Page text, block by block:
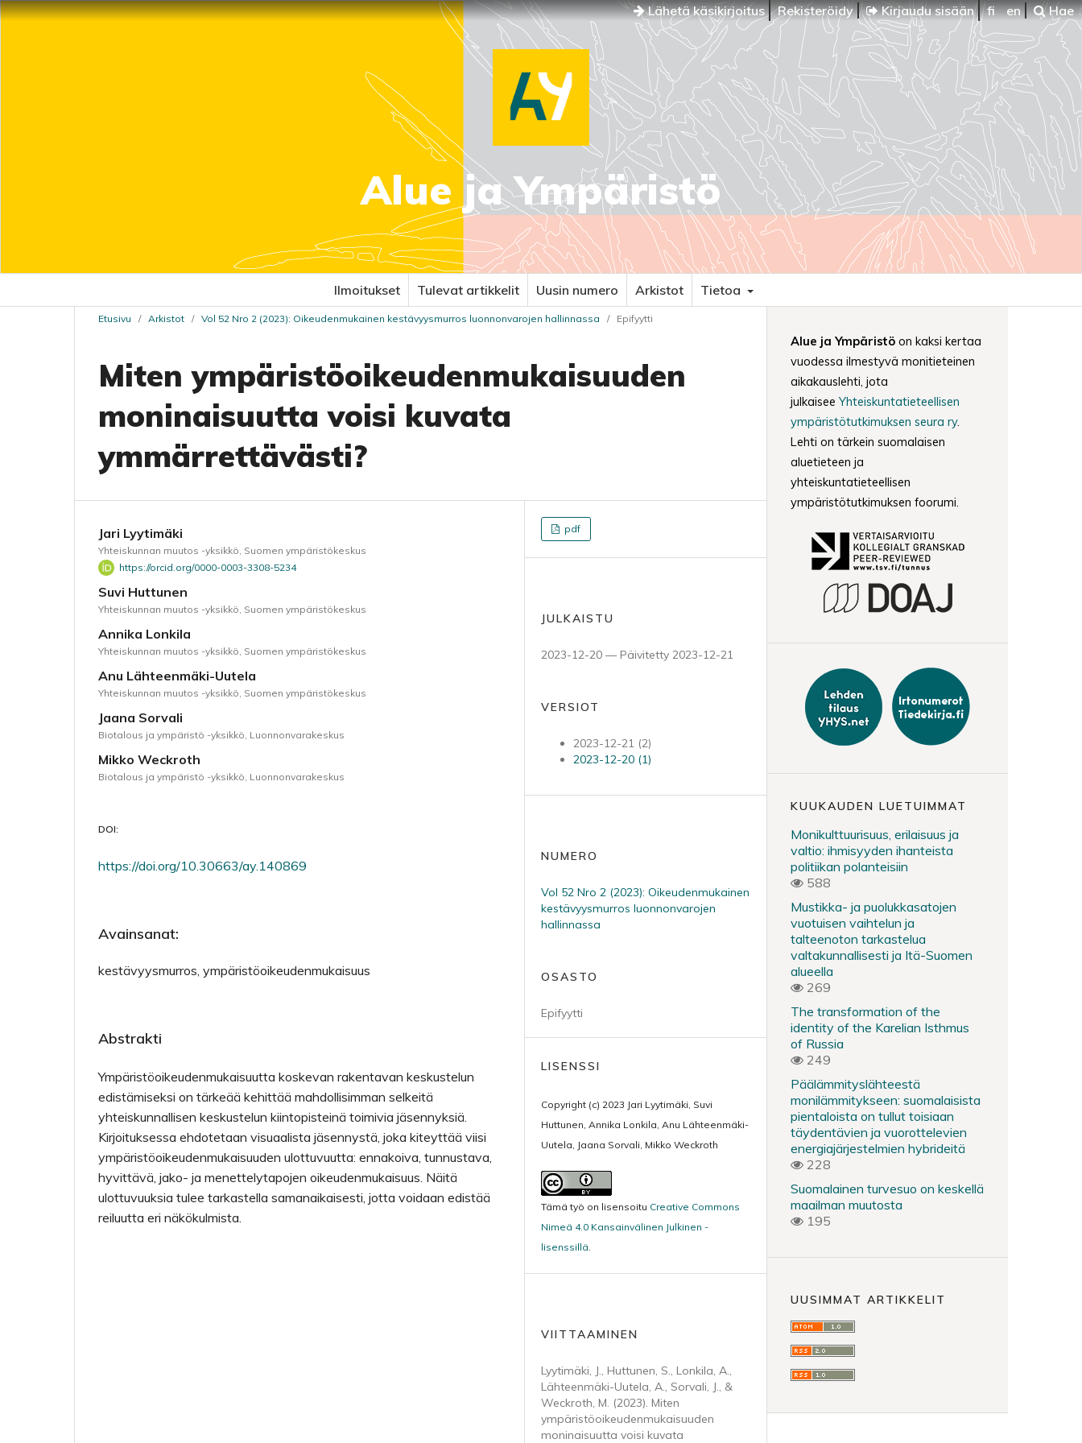
Lähetä käsikirjoitus Rekisteröidy Kirjaudu sisään fi en Hae
Alue ja Ympäristö
Ilmoitukset Tulevat artikkelit Uusin numero Arkistot Tietoa
Etusivu / Arkistot / Vol 52 Nro 2 (2023): Oikeudenmukainen kestävyysmurros luonnonvarojen hallinnassa / Epifyytti
Miten ympäristöoikeudenmukaisuuden
moninaisuutta voisi kuvata
ymmärrettävästi?
Jari Lyytimäki
Yhteiskunnan muutos -yksikkö, Suomen ympäristökeskus
https://orcid.org/0000-0003-3308-5234
Suvi Huttunen
Yhteiskunnan muutos -yksikkö, Suomen ympäristökeskus
Annika Lonkila
Yhteiskunnan muutos -yksikkö, Suomen ympäristökeskus
Anu Lähteenmäki-Uutela
Yhteiskunnan muutos -yksikkö, Suomen ympäristökeskus
Jaana Sorvali
Biotalous ja ympäristö -yksikkö, Luonnonvarakeskus
Mikko Weckroth
Biotalous ja ympäristö -yksikkö, Luonnonvarakeskus
DOI:
https://doi.org/10.30663/ay.140869
Avainsanat:
kestävyysmurros, ympäristöoikeudenmukaisuus
Abstrakti
Ympäristöoikeudenmukaisuutta koskevan rakentavan keskustelun
edistämiseksi on tärkeää kehittää mahdollisimman selkeitä
yhteiskunnallisen keskustelun kiintopisteinä toimivia jäsennyksiä.
Kirjoituksessa ehdotetaan visuaalista jäsennystä, joka kiteyttää viisi
ympäristöoikeudenmukaisuuden ulottuvuutta: ennakoiva, tunnustava,
hyvittävä, jako- ja menettelytapojen oikeudenmukaisuus. Näitä
ulottuvuuksia tulee tarkastella samanaikaisesti, jotta voidaan edistää
reiluutta eri näkökulmista.
pdf
JULKAISTU
2023-12-20 — Päivitetty 2023-12-21
VERSIOT
2023-12-21 (2)
2023-12-20 (1)
NUMERO
Vol 52 Nro 2 (2023): Oikeudenmukainen
kestävyysmurros luonnonvarojen
hallinnassa
OSASTO
Epifyytti
LISENSSI
Copyright (c) 2023 Jari Lyytimäki, Suvi
Huttunen, Annika Lonkila, Anu Lähteenmäki-
Uutela, Jaana Sorvali, Mikko Weckroth
Tämä työ on lisensoitu Creative Commons
Nimeä 4.0 Kansainvälinen Julkinen -
lisenssillä.
VIITTAAMINEN
Lyytimäki, J., Huttunen, S., Lonkila, A.,
Lähteenmäki-Uutela, A., Sorvali, J., &
Weckroth, M. (2023). Miten
ympäristöoikeudenmukaisuuden
moninaisuutta voisi kuvata
Alue ja Ympäristö on kaksi kertaa
vuodessa ilmestyvä monitieteinen
aikakauslehti, jota
julkaisee Yhteiskuntatieteellisen
ympäristötutkimuksen seura ry.
Lehti on tärkein suomalaisen
aluetieteen ja
yhteiskuntatieteellisen
ympäristötutkimuksen foorumi.
KUUKAUDEN LUETUIMMAT
Monikulttuurisuus, erilaisuus ja
valtio: ihmisyyden ihanteista
politiikan polanteisiin
588
Mustikka- ja puolukkasatojen
vuotuisen vaihtelun ja
talteenoton tarkastelua
valtakunnallisesti ja Itä-Suomen
alueella
269
The transformation of the
identity of the Karelian Isthmus
of Russia
249
Päälämmityslähteestä
monilämmitykseen: suomalaisista
pientaloista on tullut toisiaan
täydentävien ja vuorottelevien
energiajärjestelmien hybrideitä
228
Suomalainen turvesuo on keskellä
maailman muutosta
195
UUSIMMAT ARTIKKELIT